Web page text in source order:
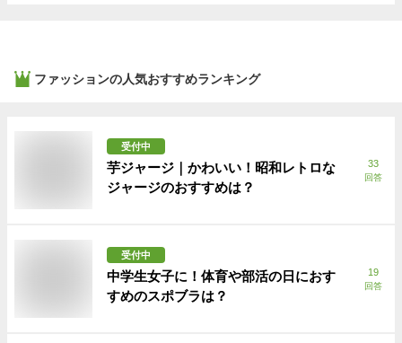
ファッションの人気おすすめランキング
受付中
芋ジャージ｜かわいい！昭和レトロな
ジャージのおすすめは？
33
回答
受付中
中学生女子に！体育や部活の日におす
すめのスポブラは？
19
回答